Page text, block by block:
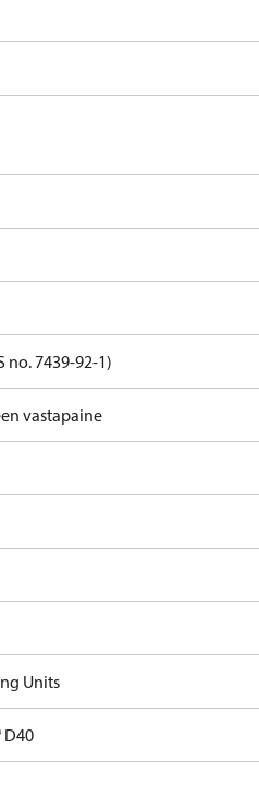
no. 7439-92-1)
vastapaine
Units